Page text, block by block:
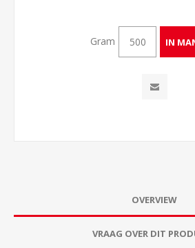
Gram
OVERVIEW
VRAAG OVER DIT